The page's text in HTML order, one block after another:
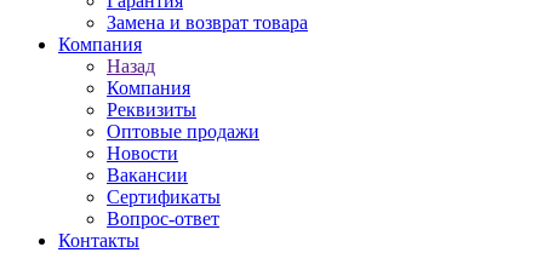
Замена и возврат товара
Компания
Назад
Компания
Реквизиты
Оптовые продажи
Новости
Вакансии
Сертификаты
Вопрос-ответ
Контакты